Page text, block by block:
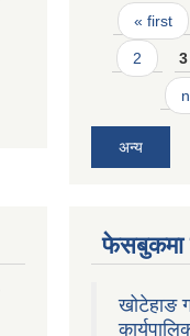
Pages
« first
2 3
अन्य
फेसबुकमा
खोटेहाङ